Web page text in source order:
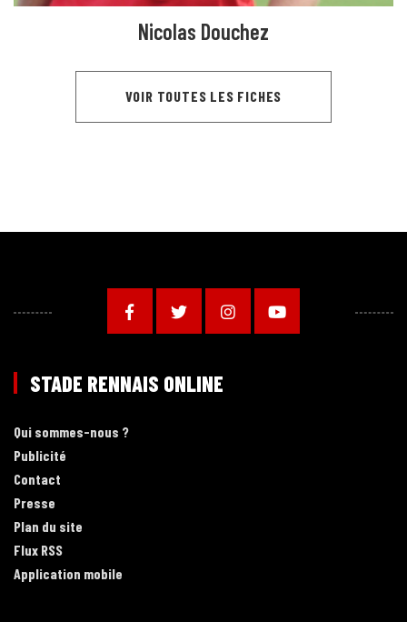
Nicolas Douchez
VOIR TOUTES LES FICHES
STADE RENNAIS ONLINE
Qui sommes-nous ?
Publicité
Contact
Presse
Plan du site
Flux RSS
Application mobile